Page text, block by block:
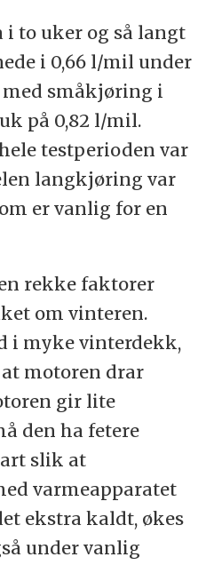
to uker og så langt
i 0,66 l/mil under
småkjøring i
på 0,82 l/mil.
testperioden var
langkjøring var
er vanlig for en
rekke faktorer
om vinteren.
i myke vinterdekk,
motoren drar
gir lite
den ha fetere
slik at
varmeapparatet
ekstra kaldt, økes
under vanlig